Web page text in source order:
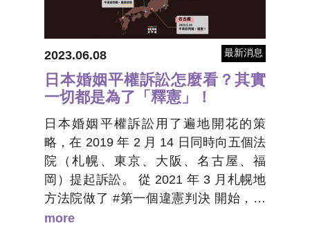
2023.06.08 最新消息
日本婚姻平權訴訟怎麼看？其實
一切都是為了「釋憲」！
日本婚姻平權訴訟用了遍地開花的策
略，在 2019 年 2 月 14 日同時向五個法
院（札幌、東京、大阪、名古屋、福
岡）提起訴訟。 從 2021 年 3 月札幌地
方法院做了 #第一個違憲判決 開始，大
阪地方法院接著判決合憲，東京地方法
more